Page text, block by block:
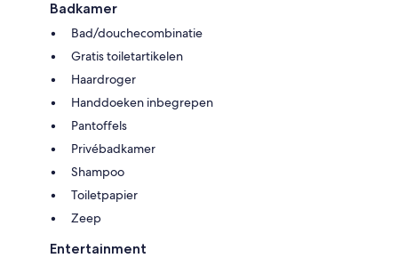
Badkamer
Bad/douchecombinatie
Gratis toiletartikelen
Haardroger
Handdoeken inbegrepen
Pantoffels
Privébadkamer
Shampoo
Toiletpapier
Zeep
Entertainment